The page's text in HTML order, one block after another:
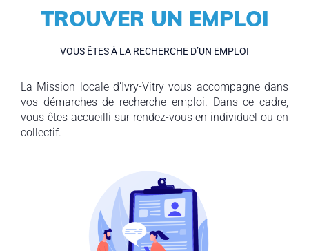
TROUVER UN EMPLOI
VOUS ÊTES À LA RECHERCHE D’UN EMPLOI
La Mission locale d’Ivry-Vitry vous accompagne dans
vos démarches de recherche emploi. Dans ce cadre,
vous êtes accueilli sur rendez-vous en individuel ou en
collectif.